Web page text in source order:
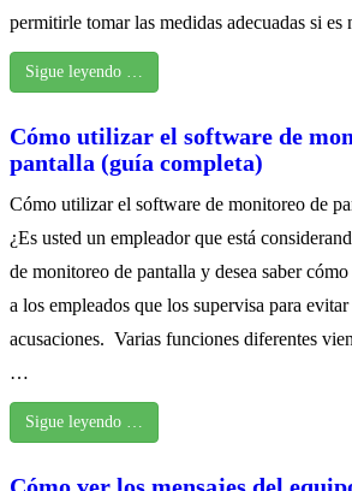
permitirle tomar las medidas adecuadas si
Sigue leyendo …
Cómo utilizar el software de
pantalla (guía completa)
Cómo utilizar el software de monitoreo de
¿Es usted un empleador que está
de monitoreo de pantalla y desea saber
a los empleados que los supervisa para
acusaciones. Varias funciones diferentes
…
Sigue leyendo …
Cómo ver los mensajes del